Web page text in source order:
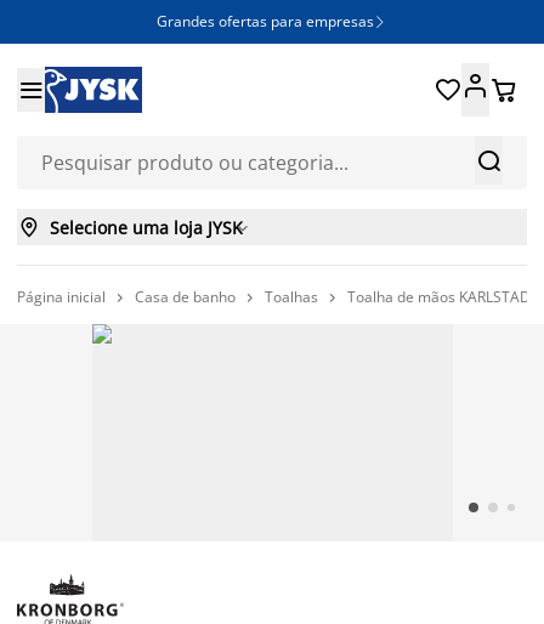
Grandes ofertas para empresas 


 
 Selecione uma loja JYSK
Página inicial  Casa de banho  Toalhas  Toalha de mãos KARLSTAD